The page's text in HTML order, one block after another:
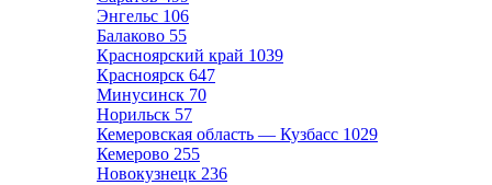
Энгельс 106
Балаково 55
Красноярский край 1039
Красноярск 647
Минусинск 70
Норильск 57
Кемеровская область — Кузбасс 1029
Кемерово 255
Новокузнецк 236